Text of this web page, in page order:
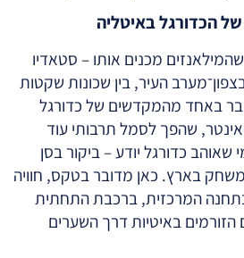
הכדורגל באיטליה
שהמילאנזים מכנים אותו – סטאדיו
העיר, בין שכונות שקטות
באחד מהמקדשים של כדורגל
שהפך לסמל תרבותי עוד
כדורגל יודע – ביקור בסן
בארץ. כאן מדובר בטקס, חוויה
המרכזית, ברכבת התחתית
הזורמים באיטיות דרך השערים